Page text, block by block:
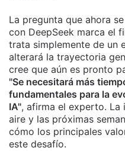
La pregunta que ahora
con DeepSeek marca el
trata simplemente de un
alterará la trayectoria
cree que aún es pronto
"Se necesitará más
fundamentales para la
IA", afirma el experto. La
aire y las próximas
cómo los principales
este desafío.